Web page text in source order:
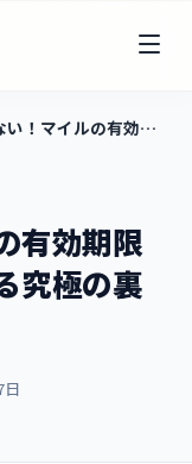
失効させない！マイルの有効期限と「実質無期限」にする究極の裏技
有効期限
究極の裏
日